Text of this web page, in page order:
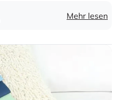
Mehr lesen